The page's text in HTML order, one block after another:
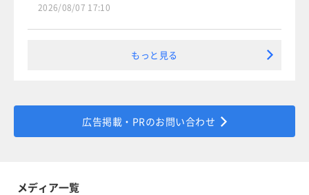
2026/08/07 17:10
もっと見る
広告掲載・PRのお問い合わせ
メディア一覧